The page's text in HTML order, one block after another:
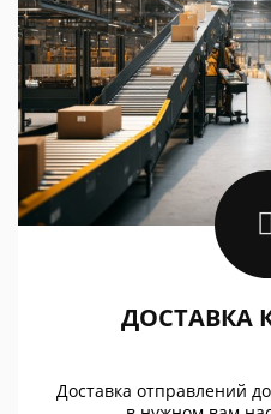
ДОСТАВКА
Доставка отправлений